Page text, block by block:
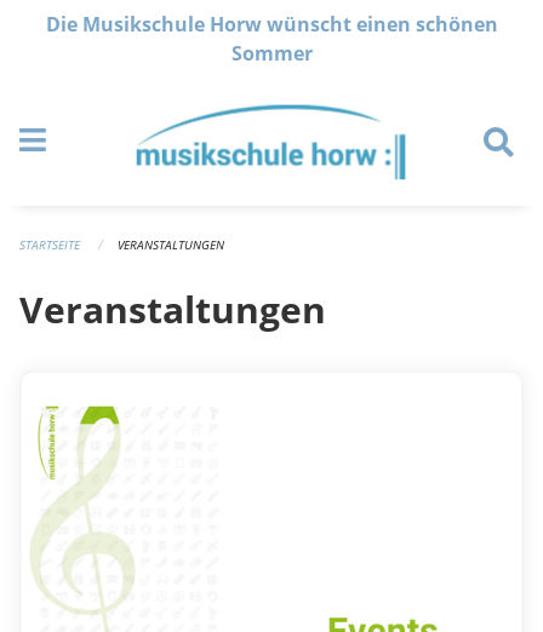
Navigation überspringen
Die Musikschule Horw wünscht einen schönen
Sommer
STARTSEITE VERANSTALTUNGEN
Veranstaltungen